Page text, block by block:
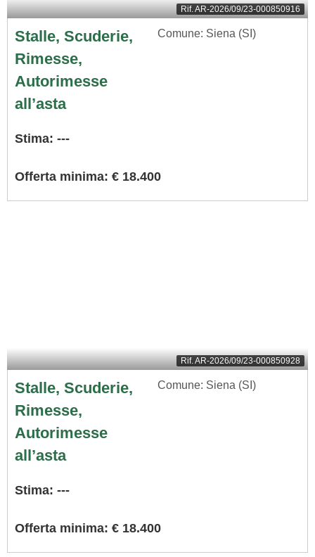
Rif.AR-2026/09/23-000850916
Stalle, Scuderie,
Rimesse,
Autorimesse
all’asta
Comune: Siena (SI)
Stima: ---
Offerta minima: € 18.400
Rif.AR-2026/09/23-000850928
Stalle, Scuderie,
Rimesse,
Autorimesse
all’asta
Comune: Siena (SI)
Stima: ---
Offerta minima: € 18.400